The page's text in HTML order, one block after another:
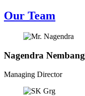
Our Team
Nagendra Nembang
Managing Director